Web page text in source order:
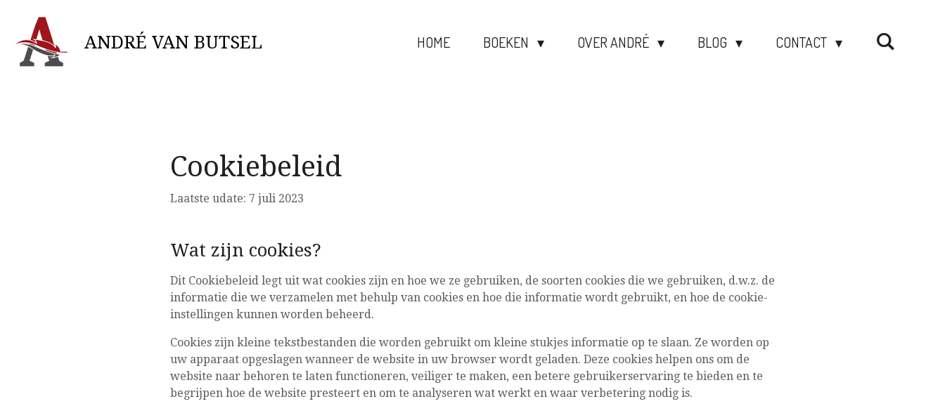
direct
naar
ANDRÉ VAN BUTSEL HOME BOEKEN OVER ANDRÉ BLOG CONTACT
Cookiebeleid
Laatste udate: 7 juli 2023
Wat zijn cookies?
Dit Cookiebeleid legt uit wat cookies zijn en hoe we ze gebruiken, de soorten cookies die we gebruiken, d.w.z. de
informatie die we verzamelen met behulp van cookies en hoe die informatie wordt gebruikt, en hoe de cookie-
instellingen kunnen worden beheerd.
Cookies zijn kleine tekstbestanden die worden gebruikt om kleine stukjes informatie op te slaan. Ze worden op
uw apparaat opgeslagen wanneer de website in uw browser wordt geladen. Deze cookies helpen ons om de
website naar behoren te laten functioneren, veiliger te maken, een betere gebruikerservaring te bieden en te
begrijpen hoe de website presteert en om te analyseren wat werkt en waar verbetering nodig is.